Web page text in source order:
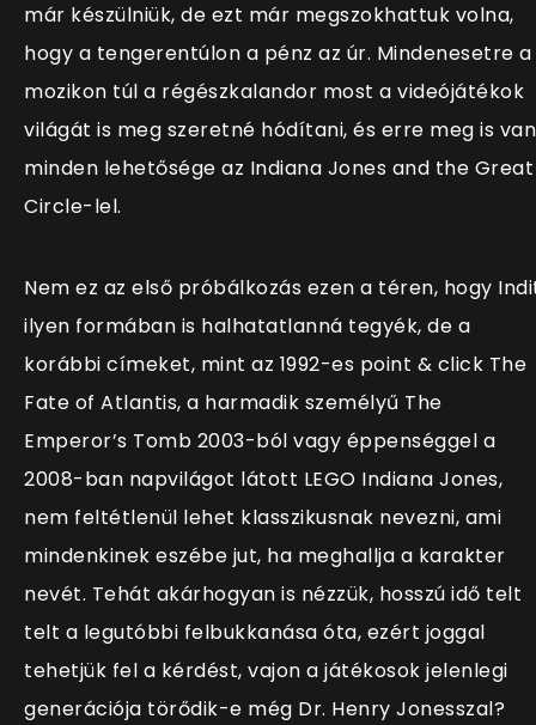
már készülniük, de ezt már megszokhattuk volna,
hogy a tengerentúlon a pénz az úr. Mindenesetre a
mozikon túl a régészkalandor most a videójátékok
világát is meg szeretné hódítani, és erre meg is van
minden lehetősége az Indiana Jones and the Great
Circle-lel.
Nem ez az első próbálkozás ezen a téren, hogy
ilyen formában is halhatatlanná tegyék, de a
korábbi címeket, mint az 1992-es point & click The
Fate of Atlantis, a harmadik személyű The
Emperor’s Tomb 2003-ból vagy éppenséggel a
2008-ban napvilágot látott LEGO Indiana Jones,
nem feltétlenül lehet klasszikusnak nevezni, ami
mindenkinek eszébe jut, ha meghallja a karakter
nevét. Tehát akárhogyan is nézzük, hosszú idő telt
telt a legutóbbi felbukkanása óta, ezért joggal
tehetjük fel a kérdést, vajon a játékosok jelenlegi
generációja törődik-e még Dr. Henry Jonesszal?